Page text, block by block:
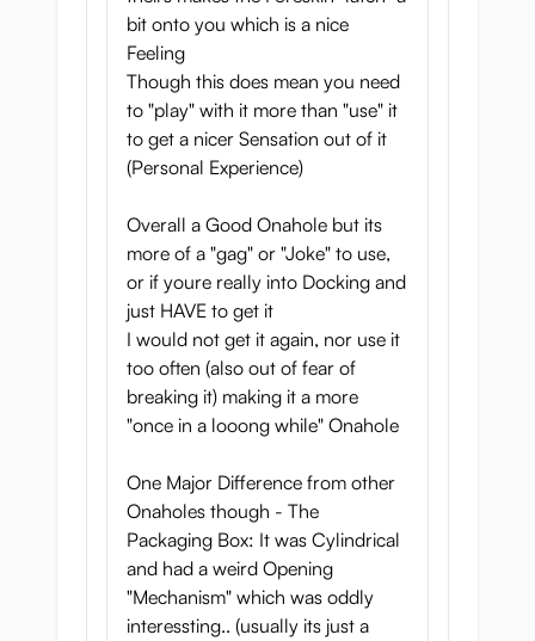
bit onto you which is a nice
Feeling
Though this does mean you need
to "play" with it more than "use" it
to get a nicer Sensation out of it
(Personal Experience)
Overall a Good Onahole but its
more of a "gag" or "Joke" to use,
or if youre really into Docking and
just HAVE to get it
I would not get it again, nor use it
too often (also out of fear of
breaking it) making it a more
"once in a looong while" Onahole
One Major Difference from other
Onaholes though - The
Packaging Box: It was Cylindrical
and had a weird Opening
"Mechanism" which was oddly
interessting.. (usually its just a